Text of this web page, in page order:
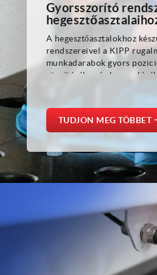
Gyorsszorító
A hegesztőasztalokhoz
rendszereivel a KIPP
munkadarabok gyors
rögzítéséhez és
hatékony felszerelést és
reprodukálható
hegesztésnél és
fémmegmunkálásnál.
TUDJON MEG TÖBBET